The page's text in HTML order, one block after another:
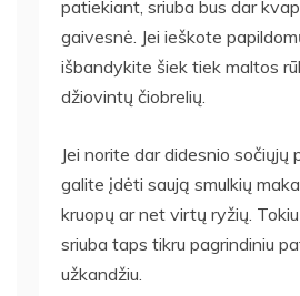
patiekiant, sriuba bus dar
gaivesnė. Jei ieškote
išbandykite šiek tiek maltos
džiovintų čiobrelių.
Jei norite dar didesnio sočiųjų
galite įdėti saują smulkių
kruopų ar net virtų ryžių.
sriuba taps tikru pagrindiniu
užkandžiu.